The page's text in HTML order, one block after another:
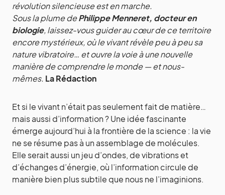
révolution silencieuse est en marche.
Sous la plume dePhilippe Menneret, docteur en
biologie, laissez-vous guider au cœur de ce territoire
encore mystérieux, où le vivant révèle peu à peu sa
nature vibratoire… et ouvre la voie à une nouvelle
manière de comprendre le monde — et nous-
mêmes. La Rédaction
Et si le vivant n’était pas seulement fait de matière…
mais aussi d’information ? Une idée fascinante
émerge aujourd’hui à la frontière de la science : la vie
ne se résume pas à un assemblage de molécules.
Elle serait aussi un jeu d’ondes, de vibrations et
d’échanges d’énergie, où l’information circule de
manière bien plus subtile que nous ne l’imaginions.